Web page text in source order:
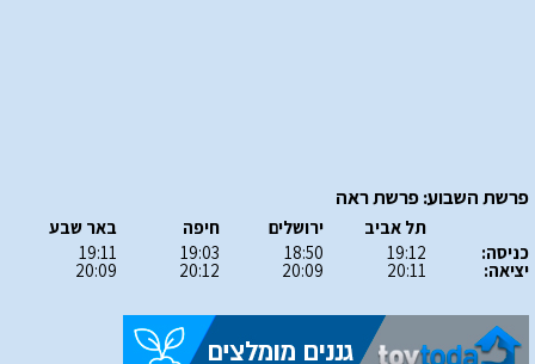
פרשת השבוע: פרשת ראה
כניסה:
יציאה:
תל אביב
19:12
20:11
ירושלים
18:50
20:09
חיפה
19:03
20:12
באר שבע
19:11
20:09